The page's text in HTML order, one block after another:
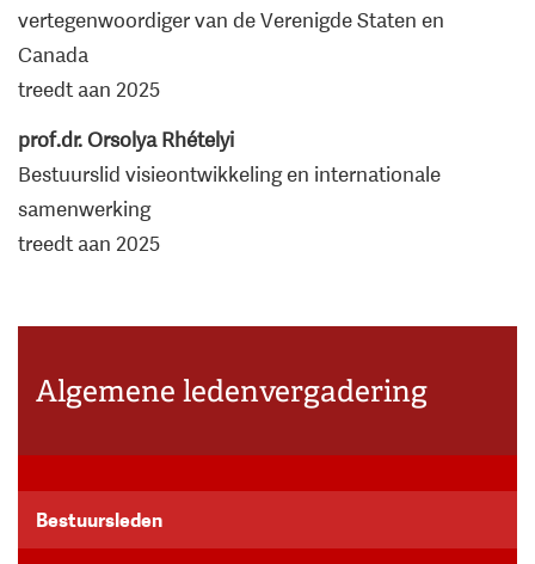
vertegenwoordiger van de Verenigde Staten en
Canada
treedt aan 2025
prof.dr. Orsolya Rhételyi
Bestuurslid visieontwikkeling en internationale
samenwerking
treedt aan 2025
Algemene ledenvergadering
Bestuursleden